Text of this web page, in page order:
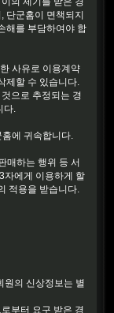
단군홈이 면책되지
해를 부담하여야 합
사유로 이용계약
제할 수 있습니다.
으로 추정되는 경
다.
에 귀속합니다.
매하는 행위 등 서
자에게 이용하게 할
적용을 받습니다.
원의 신상정보는 별
부터 요구 받은 경